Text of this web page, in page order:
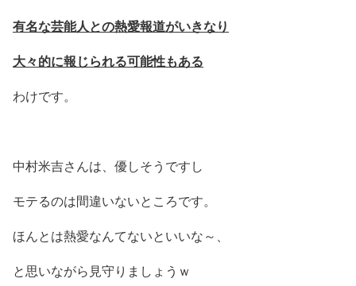
有名な芸能人との熱愛報道がいきなり
大々的に報じられる可能性もある
わけです。
中村米吉さんは、優しそうですし
モテるのは間違いないところです。
ほんとは熱愛なんてないといいな～、
と思いながら見守りましょうｗ